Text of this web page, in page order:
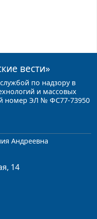
вести»
по надзору в
и массовых
номер ЭЛ № ФС77-73950
Андреевна
14